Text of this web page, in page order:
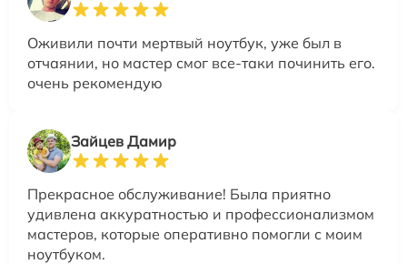
Оживили почти мертвый ноутбук, уже был в
отчаянии, но мастер смог все-таки починить его.
очень рекомендую
Зайцев Дамир
Прекрасное обслуживание! Была приятно
удивлена аккуратностью и профессионализмом
мастеров, которые оперативно помогли с моим
ноутбуком.